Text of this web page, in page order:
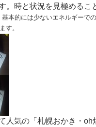
。時と状況を見極めるこ
基本的には少ないエネルギーで
す。
人気の「札幌おかき・oh